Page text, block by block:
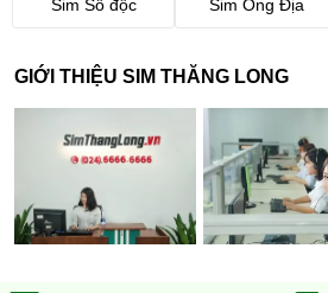
Sim Số độc Sim Ông Địa
GIỚI THIỆU SIM THĂNG LONG